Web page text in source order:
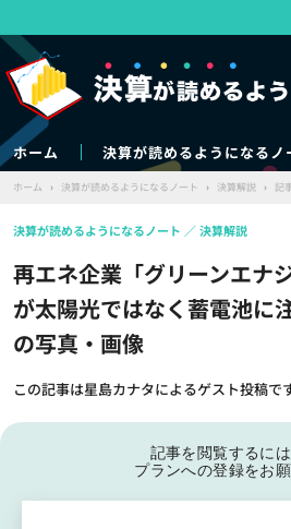
ホーム 決算が読めるようになるノ
ホーム › 決算が読めるようになるノート › 決算解説 › 記
再エネ企業「グリーンエナ
が太陽光ではなく蓄電池に
の写真・画像
この記事は星島カナタによるゲスト投稿です
決算が読めるようになるノート 決算解説
記事を閲覧するに
プランへの登録をお